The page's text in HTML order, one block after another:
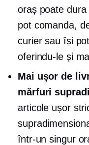
oraș poate
pot comanda,
curier sau își
oferindu-le și
Mai ușor de
mărfuri
articole ușor
într-un singur